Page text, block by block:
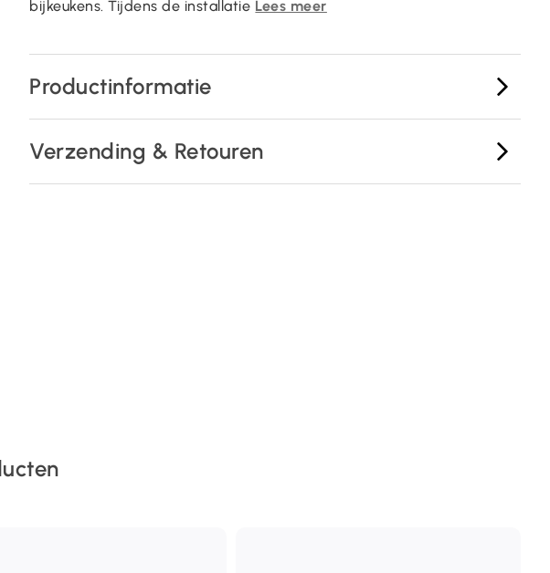
bijkeukens. Tijdens de installatie Lees meer
Productinformatie
Verzending & Retouren